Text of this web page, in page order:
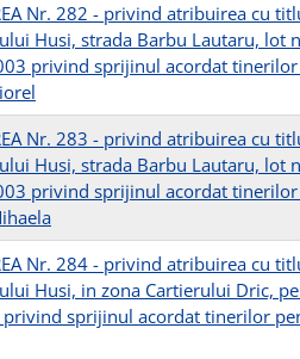
Nr. 282 - privind atribuirea cu
Husi, strada Barbu Lautaru, lot
privind sprijinul acordat
Nr. 283 - privind atribuirea cu
Husi, strada Barbu Lautaru, lot
privind sprijinul acordat
Nr. 284 - privind atribuirea cu
Husi, in zona Cartierului Dric,
sprijinul acordat tinerilor